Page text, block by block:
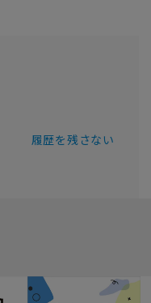
履歴を残さない